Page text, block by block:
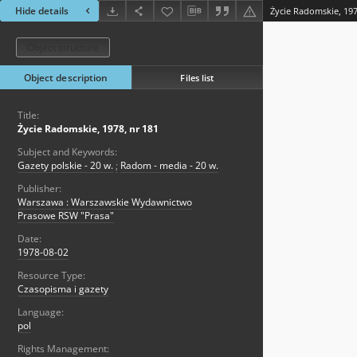
Hide details Życie Radomskie,
Object description Files list
Title:
Życie Radomskie, 1978, nr 181
Subject and Keywords:
Gazety polskie - 20 w. ; Radom - media - 20 w.
Publisher:
Warszawa : Warszawskie Wydawnictwo
Prasowe RSW "Prasa"
Date:
1978-08-02
Resource Type:
Czasopisma i gazety
Language:
pol
Rights Management: